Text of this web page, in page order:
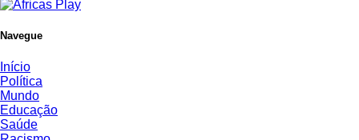
Navegue
Início
Política
Mundo
Educação
Saúde